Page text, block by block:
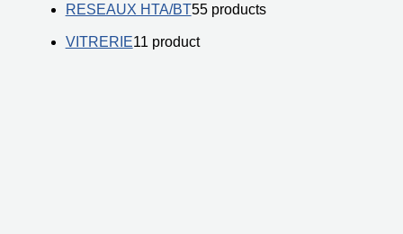
RESEAUX HTA/BT55 products
VITRERIE11 product